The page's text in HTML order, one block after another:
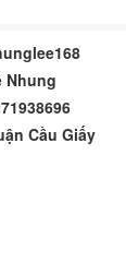
Nhung
Cầu Giấy